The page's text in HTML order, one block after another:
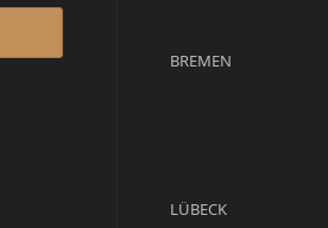
BREMEN
LÜBECK